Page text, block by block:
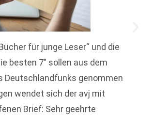
für junge Leser“ und die
besten 7″ sollen aus dem
Deutschlandfunks genommen
wendet sich der avj mit
Brief: Sehr geehrte